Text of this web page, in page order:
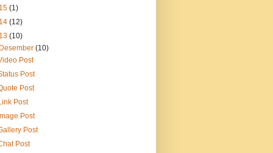
(1)
(12)
(10)
Desember(10)
Post
Post
Post
Post
Image Post
Post
Post